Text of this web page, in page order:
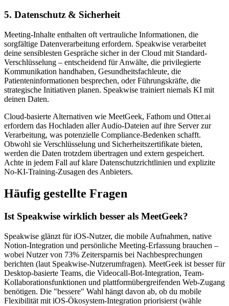
5. Datenschutz & Sicherheit
Meeting-Inhalte enthalten oft vertrauliche Informationen, die
sorgfältige Datenverarbeitung erfordern. Speakwise verarbeitet
deine sensiblesten Gespräche sicher in der Cloud mit Standard-
Verschlüsselung – entscheidend für Anwälte, die privilegierte
Kommunikation handhaben, Gesundheitsfachleute, die
Patienteninformationen besprechen, oder Führungskräfte, die
strategische Initiativen planen. Speakwise trainiert niemals KI mit
deinen Daten.
Cloud-basierte Alternativen wie MeetGeek, Fathom und Otter.ai
erfordern das Hochladen aller Audio-Dateien auf ihre Server zur
Verarbeitung, was potenzielle Compliance-Bedenken schafft.
Obwohl sie Verschlüsselung und Sicherheitszertifikate bieten,
werden die Daten trotzdem übertragen und extern gespeichert.
Achte in jedem Fall auf klare Datenschutzrichtlinien und explizite
No-KI-Training-Zusagen des Anbieters.
Häufig gestellte Fragen
Ist Speakwise wirklich besser als MeetGeek?
Speakwise glänzt für iOS-Nutzer, die mobile Aufnahmen, native
Notion-Integration und persönliche Meeting-Erfassung brauchen –
wobei Nutzer von 73% Zeitersparnis bei Nachbesprechungen
berichten (laut Speakwise-Nutzerumfragen). MeetGeek ist besser für
Desktop-basierte Teams, die Videocall-Bot-Integration, Team-
Kollaborationsfunktionen und plattformübergreifenden Web-Zugang
benötigen. Die "bessere" Wahl hängt davon ab, ob du mobile
Flexibilität mit iOS-Ökosystem-Integration priorisierst (wähle